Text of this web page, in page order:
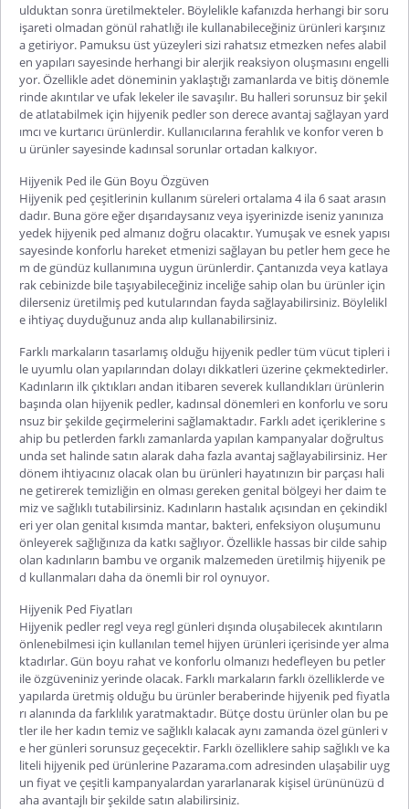
ulduktan sonra üretilmekteler. Böylelikle kafanızda herhangi bir soru
işareti olmadan gönül rahatlığı ile kullanabileceğiniz ürünleri karşınız
a getiriyor. Pamuksu üst yüzeyleri sizi rahatsız etmezken nefes alabil
en yapıları sayesinde herhangi bir alerjik reaksiyon oluşmasını engelli
yor. Özellikle adet döneminin yaklaştığı zamanlarda ve bitiş dönemle
rinde akıntılar ve ufak lekeler ile savaşılır. Bu halleri sorunsuz bir şekil
de atlatabilmek için hijyenik pedler son derece avantaj sağlayan yard
ımcı ve kurtarıcı ürünlerdir. Kullanıcılarına ferahlık ve konfor veren b
u ürünler sayesinde kadınsal sorunlar ortadan kalkıyor.
Hijyenik Ped ile Gün Boyu Özgüven
Hijyenik ped çeşitlerinin kullanım süreleri ortalama 4 ila 6 saat arasın
dadır. Buna göre eğer dışarıdaysanız veya işyerinizde iseniz yanınıza
yedek hijyenik ped almanız doğru olacaktır. Yumuşak ve esnek yapısı
sayesinde konforlu hareket etmenizi sağlayan bu petler hem gece he
m de gündüz kullanımına uygun ürünlerdir. Çantanızda veya katlaya
rak cebinizde bile taşıyabileceğiniz inceliğe sahip olan bu ürünler için
dilerseniz üretilmiş ped kutularından fayda sağlayabilirsiniz. Böylelikl
e ihtiyaç duyduğunuz anda alıp kullanabilirsiniz.
Farklı markaların tasarlamış olduğu hijyenik pedler tüm vücut tipleri i
le uyumlu olan yapılarından dolayı dikkatleri üzerine çekmektedirler.
Kadınların ilk çıktıkları andan itibaren severek kullandıkları ürünlerin
başında olan hijyenik pedler, kadınsal dönemleri en konforlu ve soru
nsuz bir şekilde geçirmelerini sağlamaktadır. Farklı adet içeriklerine s
ahip bu petlerden farklı zamanlarda yapılan kampanyalar doğrultus
unda set halinde satın alarak daha fazla avantaj sağlayabilirsiniz. Her
dönem ihtiyacınız olacak olan bu ürünleri hayatınızın bir parçası hali
ne getirerek temizliğin en olması gereken genital bölgeyi her daim te
miz ve sağlıklı tutabilirsiniz. Kadınların hastalık açısından en çekindikl
eri yer olan genital kısımda mantar, bakteri, enfeksiyon oluşumunu
önleyerek sağlığınıza da katkı sağlıyor. Özellikle hassas bir cilde sahip
olan kadınların bambu ve organik malzemeden üretilmiş hijyenik pe
d kullanmaları daha da önemli bir rol oynuyor.
Hijyenik Ped Fiyatları
Hijyenik pedler regl veya regl günleri dışında oluşabilecek akıntıların
önlenebilmesi için kullanılan temel hijyen ürünleri içerisinde yer alma
ktadırlar. Gün boyu rahat ve konforlu olmanızı hedefleyen bu petler
ile özgüveniniz yerinde olacak. Farklı markaların farklı özelliklerde ve
yapılarda üretmiş olduğu bu ürünler beraberinde hijyenik ped fiyatla
rıalanında da farklılık yaratmaktadır. Bütçe dostu ürünler olan bu pe
tler ile her kadın temiz ve sağlıklı kalacak aynı zamanda özel günleri v
e her günleri sorunsuz geçecektir. Farklı özelliklere sahip sağlıklı ve ka
liteli hijyenik ped ürünlerine Pazarama.com adresinden ulaşabilir uyg
un fiyat ve çeşitli kampanyalardan yararlanarak kişisel ürününüzü d
aha avantajlı bir şekilde satın alabilirsiniz.